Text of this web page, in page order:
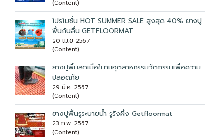
(Content)
โปรโมชั่น HOT SUMMER SALE สูงสุด 40% ยางปู
พื้นกันลื่น GETFLOORMAT
20 เม.ย 2567
(Content)
ยางปูพื้นลดเมื่อในานอุตสาหกรรมวัตกรรมเพื่อความ
ปลอดภัย
29 มี.ค. 2567
(Content)
ยางปูพื้นรูระบายน้ำ รูรังผึ้ง Getfloormat
23 ก.พ. 2567
(Content)